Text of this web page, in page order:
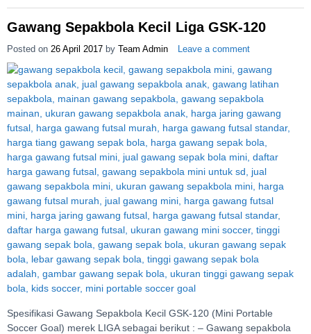
Gawang Sepakbola Kecil Liga GSK-120
Posted on 26 April 2017 by Team Admin Leave a comment
Spesifikasi Gawang Sepakbola Kecil GSK-120 (Mini Portable
Soccer Goal) merek LIGA sebagai berikut : – Gawang sepakbola